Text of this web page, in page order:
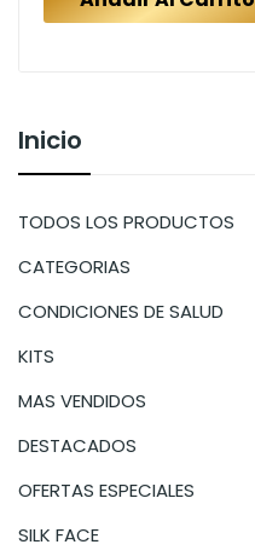
Inicio
TODOS LOS PRODUCTOS
CATEGORIAS
CONDICIONES DE SALUD
KITS
MAS VENDIDOS
DESTACADOS
OFERTAS ESPECIALES
SILK FACE